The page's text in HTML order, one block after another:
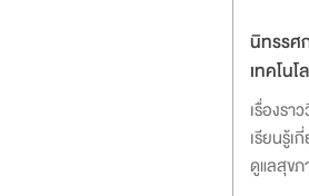
นิทรรศ
เทคโน
เรื่องรา
เรียนรู้เ
ดูแลสุข